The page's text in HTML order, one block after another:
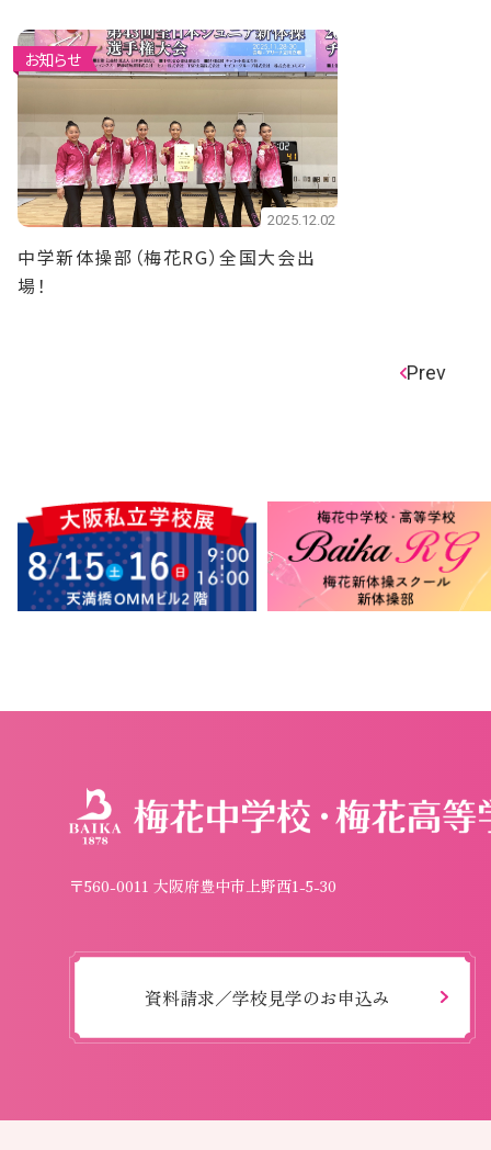
お知らせ
2025.12.02
中学新体操部（梅花RG）全国大会出
場！
Prev
〒560-0011 大阪府豊中市上野西1-5-30
資料請求／学校見学のお申込み